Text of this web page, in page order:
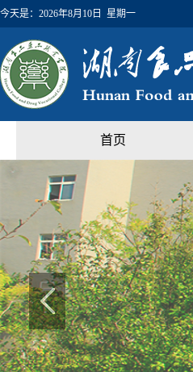
今天是： 2026年8月10日 星期一
首页